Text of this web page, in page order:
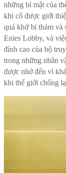
những bí mật của
khi cô được giới
quá khứ bi thảm và
Enies Lobby, và
đỉnh cao của bộ
trong những nhân
được nhớ đến vì
khi thế giới chống